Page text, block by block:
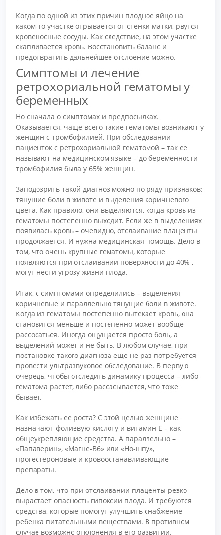
Когда по одной из этих причин плодное яйцо на
каком-то участке отрывается от стенки матки, рвутся
кровеносные сосуды. Как следствие, на этом участке
скапливается кровь. Восстановить баланс и
предотвратить дальнейшее отслоение можно.
Симптомы и лечение
ретрохориальной гематомы у
беременных
Но сначала о симптомах и предпосылках.
Оказывается, чаще всего такие гематомы возникают у
женщин с тромбофилией. При обследовании
пациенток с ретрохориальной гематомой – так ее
называют на медицинском языке – до беременности
тромбофилия была у 65% женщин.
Заподозрить такой диагноз можно по ряду признаков:
тянущие боли в животе и выделения коричневого
цвета. Как правило, они выделяются, когда кровь из
гематомы постепенно выходит. Если же в выделениях
появилась кровь – очевидно, отслаивание плаценты
продолжается. И нужна медицинская помощь. Дело в
том, что очень крупные гематомы, которые
появляются при отслаивании поверхности до 40% ,
могут нести угрозу жизни плода.
Итак, с симптомами определились – выделения
коричневые и параллельно тянущие боли в животе.
Когда из гематомы постепенно вытекает кровь, она
становится меньше и постепенно может вообще
рассосаться. Иногда ощущается просто боль, а
выделений может и не быть. В любом случае, при
постановке такого диагноза еще не раз потребуется
провести ультразвуковое обследование. В первую
очередь, чтобы отследить динамику процесса – либо
гематома растет, либо рассасывается, что тоже
бывает.
Как избежать ее роста? С этой целью женщине
назначают фолиевую кислоту и витамин Е – как
общеукрепляющие средства. А параллельно –
«Папаверин», «Магне-В6» или «Но-шпу»,
прогестероновые и кровоостанавливающие
препараты.
Дело в том, что при отслаивании плаценты резко
вырастает опасность гипоксии плода. И требуются
средства, которые помогут улучшить снабжение
ребенка питательными веществами. В противном
случае возможно отклонения в его развитии.